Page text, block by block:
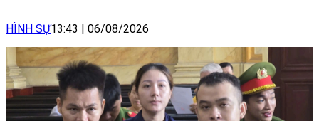
HÌNH SỰ13:43 06/08/2026